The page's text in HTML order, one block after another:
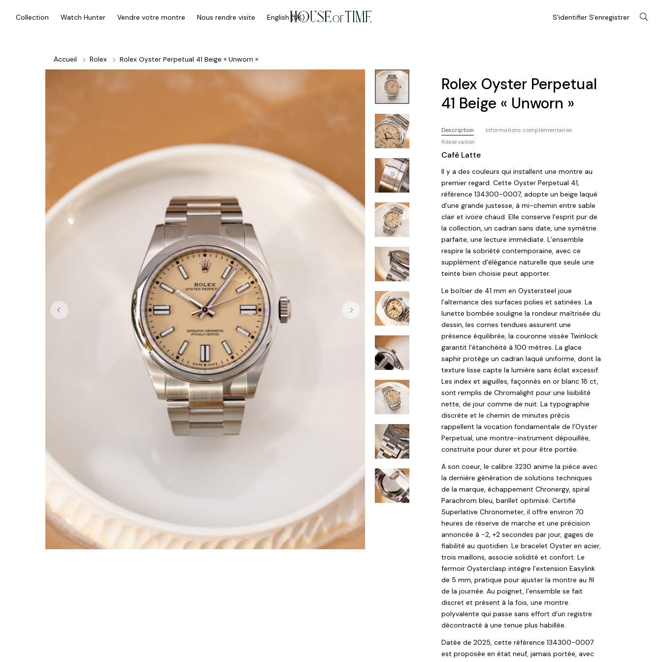
S'identifier S'enregistrer
Collection Watch Hunter Vendre votre montre Nous rendre visite English (UK)
Accueil Rolex Rolex Oyster Perpetual 41 Beige « Unworn »
Rolex Oyster Perpetual
41 Beige « Unworn »
Description
Informations complémentaires
Réservation
Café Latte
Il y a des couleurs qui installent une montre au
premier regard. Cette Oyster Perpetual 41,
référence 134300-0007, adopte un beige laqué
d’une grande justesse, à mi-chemin entre sable
clair et ivoire chaud. Elle conserve l’esprit pur de
la collection, un cadran sans date, une symétrie
parfaite, une lecture immédiate. L’ensemble
respire la sobriété contemporaine, avec ce
supplément d’élégance naturelle que seule une
teinte bien choisie peut apporter.
Le boîtier de 41 mm en Oystersteel joue
l’alternance des surfaces polies et satinées. La
lunette bombée souligne la rondeur maîtrisée du
dessin, les cornes tendues assurent une
présence équilibrée, la couronne vissée Twinlock
garantit l’étanchéité à 100 mètres. La glace
saphir protège un cadran laqué uniforme, dont la
texture lisse capte la lumière sans éclat excessif.
Les index et aiguilles, façonnés en or blanc 18 ct,
sont remplis de Chromalight pour une lisibilité
nette, de jour comme de nuit. La typographie
discrète et le chemin de minutes précis
rappellent la vocation fondamentale de l’Oyster
Perpetual, une montre-instrument dépouillée,
construite pour durer et pour être portée.
A son coeur, le calibre 3230 anime la pièce avec
la dernière génération de solutions techniques
de la marque, échappement Chronergy, spiral
Parachrom bleu, barillet optimisé. Certifié
Superlative Chronometer, il offre environ 70
heures de réserve de marche et une précision
annoncée à −2, +2 secondes par jour, gages de
fiabilité au quotidien. Le bracelet Oyster en acier,
trois maillons, associe solidité et confort. Le
fermoir Oysterclasp intègre l’extension Easylink
de 5 mm, pratique pour ajuster la montre au fil
de la journée. Au poignet, l’ensemble se fait
discret et présent à la fois, une montre
polyvalente qui passe sans effort d’un registre
décontracté à une tenue plus habillée.
Datée de 2025, cette référence 134300-0007
est proposée en état neuf, jamais portée, avec